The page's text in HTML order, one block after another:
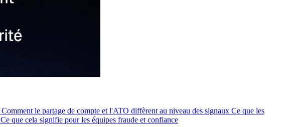
Comment le partage de compte et l'ATO diffèrent au niveau des signaux Ce que les
Ce que cela signifie pour les équipes fraude et confiance